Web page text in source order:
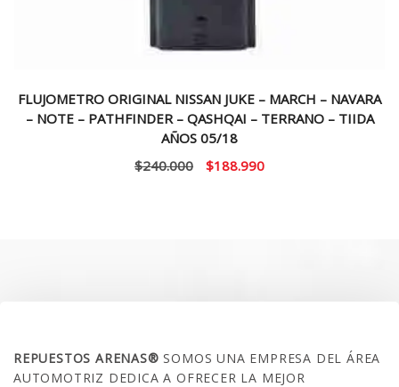
FLUJOMETRO ORIGINAL NISSAN JUKE – MARCH – NAVARA
– NOTE – PATHFINDER – QASHQAI – TERRANO – TIIDA
AÑOS 05/18
$240.000
El
$188.990El
REPUESTOS ARENAS®SOMOS UNA EMPRESA DEL ÁREA
AUTOMOTRIZ DEDICA A OFRECER LA MEJOR